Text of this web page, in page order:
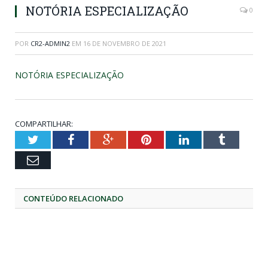
NOTÓRIA ESPECIALIZAÇÃO 0
POR CR2-ADMIN2 EM 16 DE NOVEMBRO DE 2021
NOTÓRIA ESPECIALIZAÇÃO
COMPARTILHAR:
TwitterFacebookGoogle+PinterestLinkedInTumblr
Email
CONTEÚDO RELACIONADO